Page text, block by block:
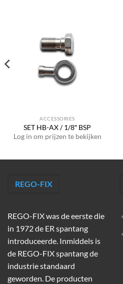
ACCESSORIES
SET HB-AX / 1/8″ BSP
Log in om prijzen te bekijken
REGO-FIX
REGO-FIX was de eerste die
in 1972 de ER spantang
introduceerde. Inmiddels is
de REGO-FIX spantang de
industrie standaard
geworden. De producten